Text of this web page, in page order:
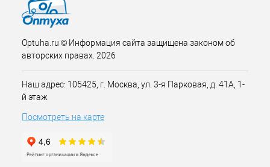
Optuha.ru © Информация сайта защищена законом об
авторских правах. 2026
Наш адрес: 105425, г. Москва, ул. 3-я Парковая, д. 41А, 1-
й этаж
Посмотреть на карте